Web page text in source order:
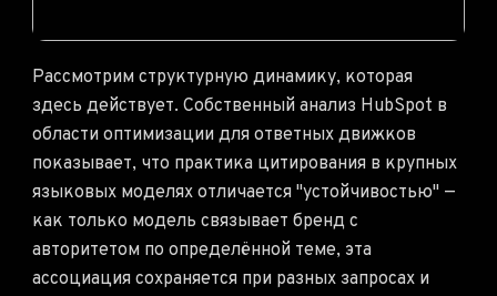
Рассмотрим структурную динамику, которая
здесь действует. Собственный анализ HubSpot в
области оптимизации для ответных движков
показывает, что практика цитирования в крупных
языковых моделях отличается "устойчивостью" —
как только модель связывает бренд с
авторитетом по определённой теме, эта
ассоциация сохраняется при разных запросах и